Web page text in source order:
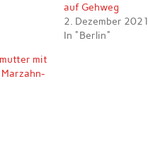
auf Gehweg
2. Dezember 2021
In "Berlin"
mit